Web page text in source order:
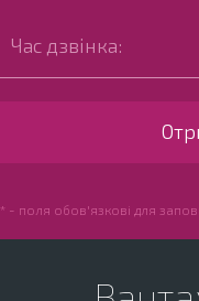
* - поля обов'язкові для